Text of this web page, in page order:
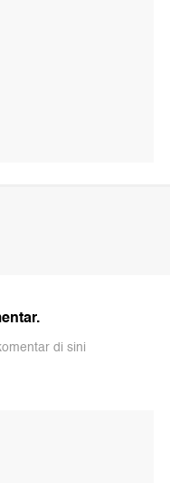
di sini